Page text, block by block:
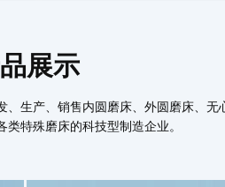
展示
、生产、销售内圆磨床、外圆磨床、无
类特殊磨床的科技型制造企业。